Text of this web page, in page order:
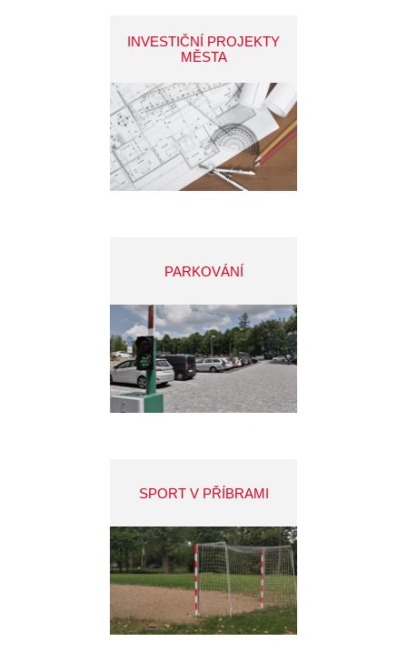
INVESTIČNÍ PROJEKTY
MĚSTA
PARKOVÁNÍ
SPORT V PŘÍBRAMI